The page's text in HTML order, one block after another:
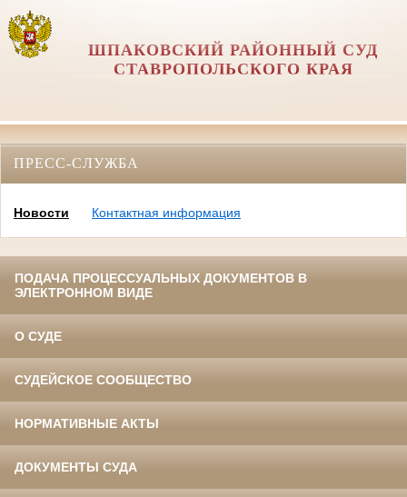
ШПАКОВСКИЙ РАЙОННЫЙ СУД
СТАВРОПОЛЬСКОГО КРАЯ
ПРЕСС-СЛУЖБА
Новости Контактная информация
ПОДАЧА ПРОЦЕССУАЛЬНЫХ ДОКУМЕНТОВ В
ЭЛЕКТРОННОМ ВИДЕ
О СУДЕ
СУДЕЙСКОЕ СООБЩЕСТВО
НОРМАТИВНЫЕ АКТЫ
ДОКУМЕНТЫ СУДА